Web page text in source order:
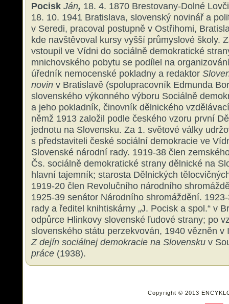
Pocisk Ján, 18. 4. 1870 Brestovany-Dolné
18. 10. 1941 Bratislava, slovenský novinář a
v Seredi, pracoval postupně v Ostřihomi,
kde navštěvoval kursy vyšší průmyslové školy.
vstoupil ve Vídni do sociálně demokratické
mnichovského pobytu se podílel na
úředník nemocenské pokladny a redaktor
novin v Bratislavě (spolupracovník Edmunda
slovenského výkonného výboru Sociálně
a jeho pokladník, činovník dělnického
němž 1913 založil podle českého vzoru první
jednotu na Slovensku. Za 1. světové války
s představiteli české sociální demokracie ve
Slovenské národní rady. 1919-38 člen
Čs. sociálně demokratické strany dělnické na
hlavní tajemník; starosta Dělnických
1919-20 člen Revolučního národního
1925-39 senátor Národního shromáždění.
rady a ředitel knihtiskárny „J. Pocisk a spol.“ v
odpůrce Hlinkovy slovenské ľudové strany; po
slovenského státu perzekvován, 1940 vězněn v
Z dejín sociálnej demokracie na Slovensku v
práce (1938).
Copyright © 2013